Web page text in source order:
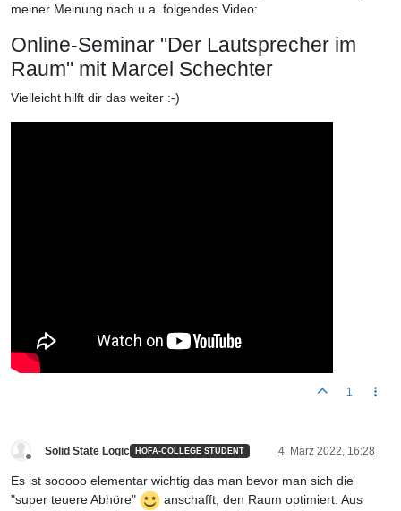
meiner Meinung nach u.a. folgendes Video:
Online-Seminar "Der Lautsprecher im
Raum" mit Marcel Schechter
Vielleicht hilft dir das weiter :-)
1
Solid State Logic HOFA-COLLEGE STUDENT 4. März 2022, 16:28
Es ist sooooo elementar wichtig das man bevor man sich die
"super teuere Abhöre"
anschafft, den Raum optimiert. Aus